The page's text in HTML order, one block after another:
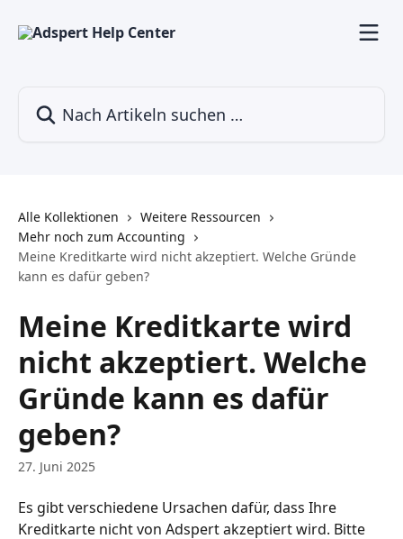
Alle Kollektionen
Weitere Ressourcen
Mehr noch zum Accounting
Meine Kreditkarte wird nicht akzeptiert. Welche Gründe
kann es dafür geben?
Meine Kreditkarte wird
nicht akzeptiert. Welche
Gründe kann es dafür
geben?
27. Juni 2025
Es gibt verschiedene Ursachen dafür, dass Ihre
Kreditkarte nicht von Adspert akzeptiert wird. Bitte